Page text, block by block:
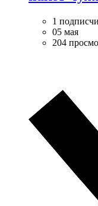
1
05 мая
204